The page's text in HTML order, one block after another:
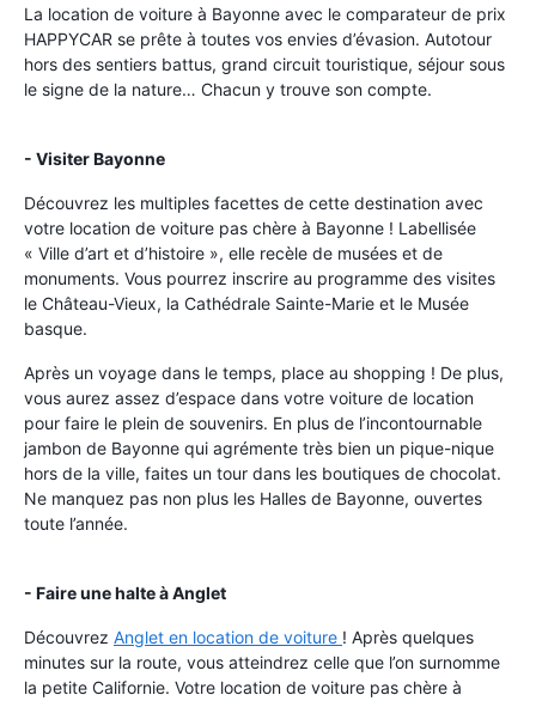
La location de voiture à Bayonne avec le comparateur de prix
HAPPYCAR se prête à toutes vos envies d’évasion. Autotour
hors des sentiers battus, grand circuit touristique, séjour sous
le signe de la nature… Chacun y trouve son compte.
- Visiter Bayonne
Découvrez les multiples facettes de cette destination avec
votre location de voiture pas chère à Bayonne ! Labellisée
« Ville d’art et d’histoire », elle recèle de musées et de
monuments. Vous pourrez inscrire au programme des visites
le Château-Vieux, la Cathédrale Sainte-Marie et le Musée
basque.
Après un voyage dans le temps, place au shopping ! De plus,
vous aurez assez d’espace dans votre voiture de location
pour faire le plein de souvenirs. En plus de l’incontournable
jambon de Bayonne qui agrémente très bien un pique-nique
hors de la ville, faites un tour dans les boutiques de chocolat.
Ne manquez pas non plus les Halles de Bayonne, ouvertes
toute l’année.
- Faire une halte à Anglet
Découvrez Anglet en location de voiture ! Après quelques
minutes sur la route, vous atteindrez celle que l’on surnomme
la petite Californie. Votre location de voiture pas chère à